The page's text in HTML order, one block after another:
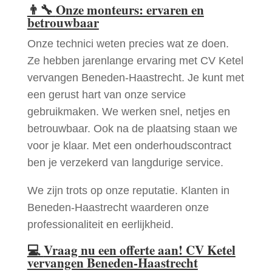
👨‍🔧 Onze monteurs: ervaren en
betrouwbaar
Onze technici weten precies wat ze doen.
Ze hebben jarenlange ervaring met CV Ketel
vervangen Beneden-Haastrecht. Je kunt met
een gerust hart van onze service
gebruikmaken. We werken snel, netjes en
betrouwbaar. Ook na de plaatsing staan we
voor je klaar. Met een onderhoudscontract
ben je verzekerd van langdurige service.
We zijn trots op onze reputatie. Klanten in
Beneden-Haastrecht waarderen onze
professionaliteit en eerlijkheid.
💻Vraag nu een offerte aan! CV Ketel
vervangen Beneden-Haastrecht